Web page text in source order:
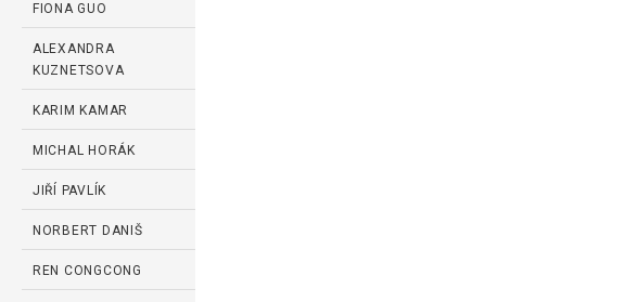
FIONA GUO
ALEXANDRA
KUZNETSOVA
KARIM KAMAR
MICHAL HORÁK
JIŘÍ PAVLÍK
NORBERT DANIŠ
REN CONGCONG